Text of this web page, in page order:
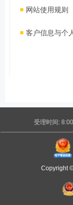
网站使用规则
客户信息与个
受理时间:
Copyright